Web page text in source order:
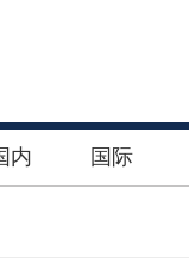
内 国际